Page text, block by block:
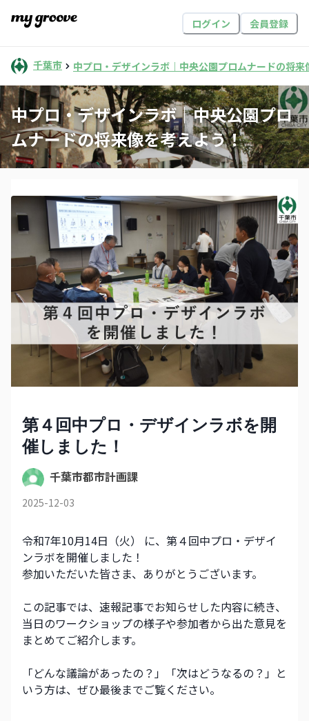
ログイン 会員登録
千葉市 中プロ・デザインラボ｜中央公園プロムナードの将来
中プロ・デザインラボ｜中央公園プロ
ムナードの将来像を考えよう！
第４回中プロ・デザインラボを開
催しました！
千葉市都市計画課
2025-12-03
令和7年10月14日（火） に、第４回中プロ・デザイ
ンラボを開催しました！
参加いただいた皆さま、ありがとうございます。
この記事では、速報記事でお知らせした内容に続き、
当日のワークショップの様子や参加者から出た意見を
まとめてご紹介します。
「どんな議論があったの？」「次はどうなるの？」と
いう方は、ぜひ最後までご覧ください。